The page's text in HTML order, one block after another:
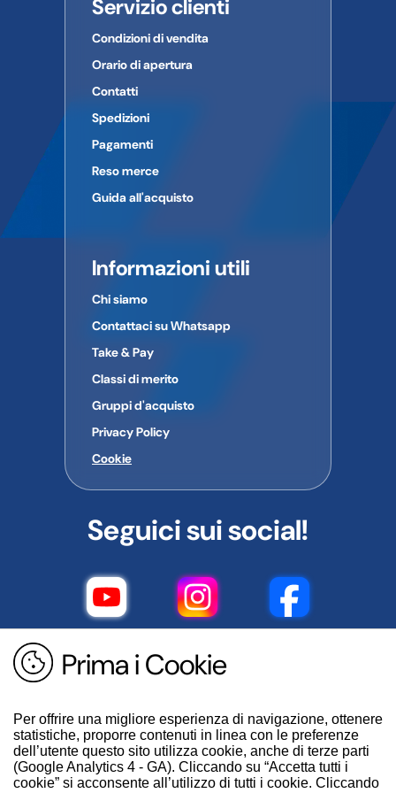
Prima i Cookie
Per offrire una migliore esperienza di navigazione, ottenere
statistiche, proporre contenuti in linea con le preferenze
dell’utente questo sito utilizza cookie, anche di terze parti
(Google Analytics 4 - GA). Cliccando su “Accetta tutti i
cookie” si acconsente all’utilizzo di tutti i cookie. Cliccando
Servizio clienti
Condizioni di vendita
Orario di apertura
Contatti
Spedizioni
Pagamenti
Reso merce
Guida all'acquisto
Informazioni utili
Chi siamo
Contattaci su Whatsapp
Take & Pay
Classi di merito
Gruppi d'acquisto
Privacy Policy
Cookie
Seguici sui social!